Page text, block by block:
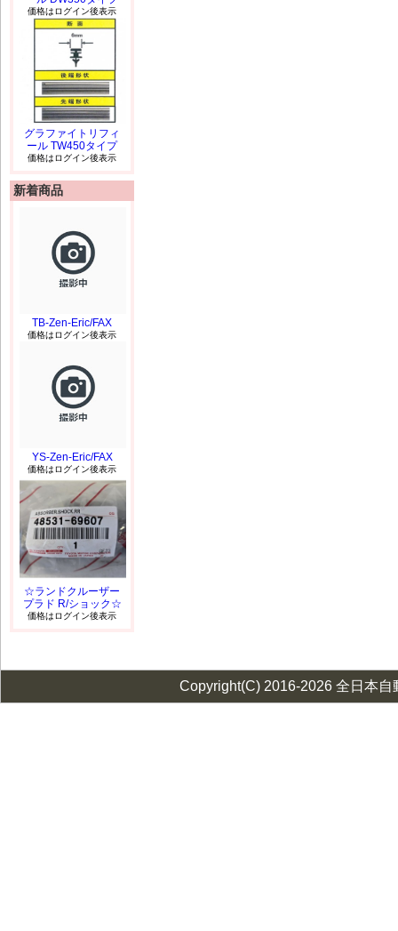
価格はログイン後表示
グラファイトリフィ
ール TW450タイプ
価格はログイン後表示
新着商品
TB-Zen-Eric/FAX
価格はログイン後表示
YS-Zen-Eric/FAX
価格はログイン後表示
☆ランドクルーザー
プラド R/ショック☆
価格はログイン後表示
Copyright(C) 2016-2026 全日本